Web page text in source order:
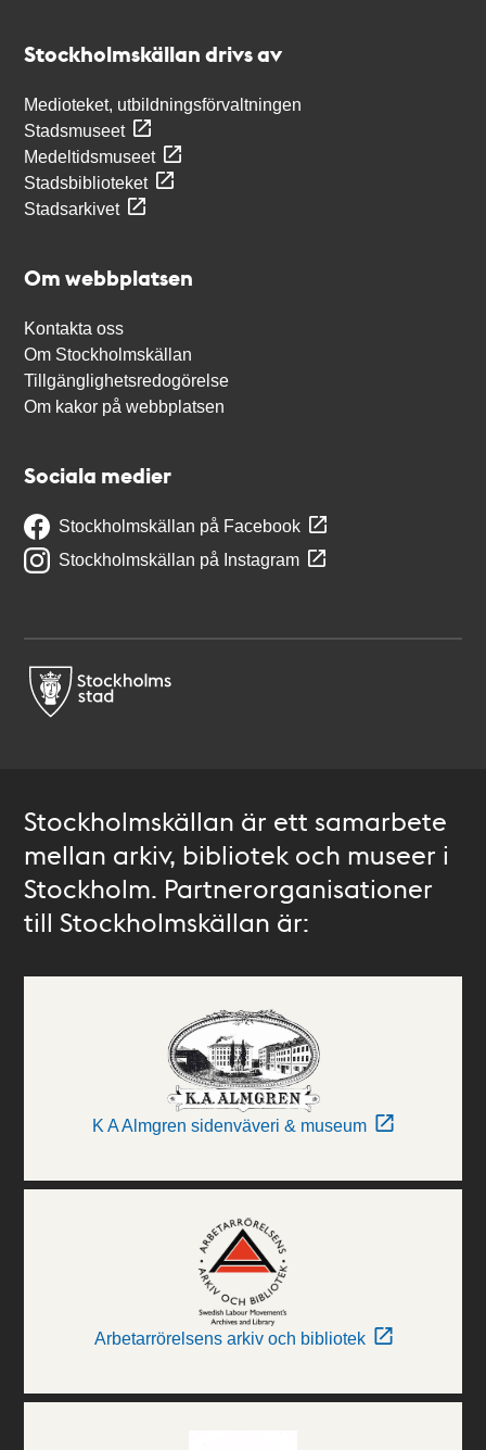
Stockholmskällan drivs av
Medioteket, utbildningsförvaltningen
Stadsmuseet
Medeltidsmuseet
Stadsbiblioteket
Stadsarkivet
Om webbplatsen
Kontakta oss
Om Stockholmskällan
Tillgänglighetsredogörelse
Om kakor på webbplatsen
Sociala medier
Stockholmskällan på Facebook
Stockholmskällan på Instagram
Stockholmskällan är ett samarbete
mellan arkiv, bibliotek och museer i
Stockholm. Partnerorganisationer
till Stockholmskällan är:
K A Almgren sidenväveri & museum
Arbetarrörelsens arkiv och bibliotek